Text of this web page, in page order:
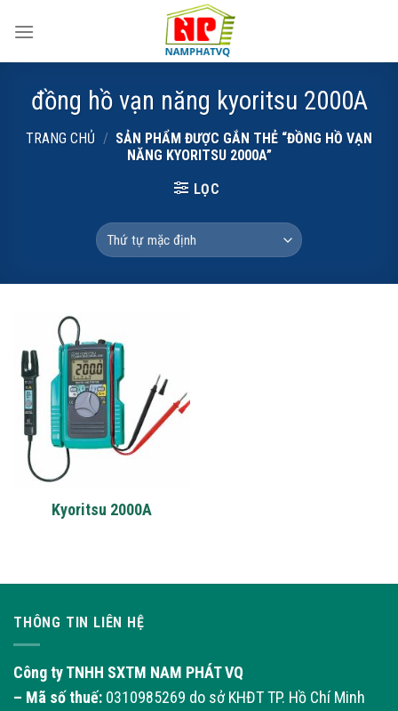
đồng hồ vạn năng kyoritsu 2000A
TRANG CHỦ / SẢN PHẨM ĐƯỢC GẮN THẺ “ĐỒNG HỒ VẠN
NĂNG KYORITSU 2000A”
LỌC
Kyoritsu 2000A
THÔNG TIN LIÊN HỆ
Công ty TNHH SXTM NAM PHÁT VQ
– Mã số thuế: 0310985269 do sở KHĐT TP. Hồ Chí Minh